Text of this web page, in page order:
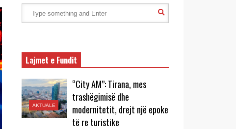
Lajmet e Fundit
AKTUALE
“City AM”: Tirana, mes
trashëgimisë dhe
modernitetit, drejt një epoke
të re turistike